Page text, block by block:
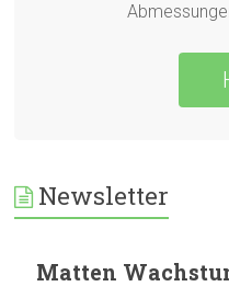
Newsletter
Matten